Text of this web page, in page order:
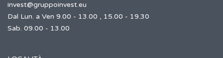
invest@gruppoinvest.eu
Dal Lun. a Ven 9.00 - 13.00 , 15.00 - 19.30
Sab. 09.00 - 13.00